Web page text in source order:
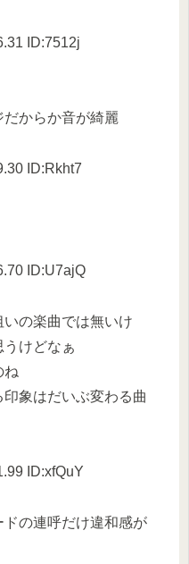
ID:7512j
からか音が綺麗
ID:Rkht7
ID:U7ajQ
の楽曲では無いけ
けどなぁ
ね
象はだいぶ変わる曲
ID:xfQuY
の連呼だけ違和感が